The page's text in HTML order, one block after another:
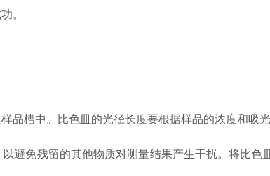
。
槽中。比色皿的光径长度要根据样品的浓度和吸
免残留的其他物质对测量结果产生干扰。将比色